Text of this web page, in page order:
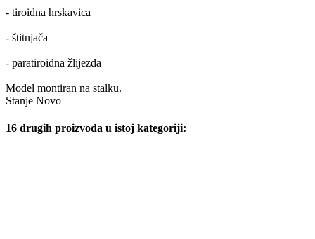
- tiroidna hrskavica
- štitnjača
- paratiroidna žlijezda
Model montiran na stalku.
Stanje Novo
16 drugih proizvoda u istoj kategoriji: